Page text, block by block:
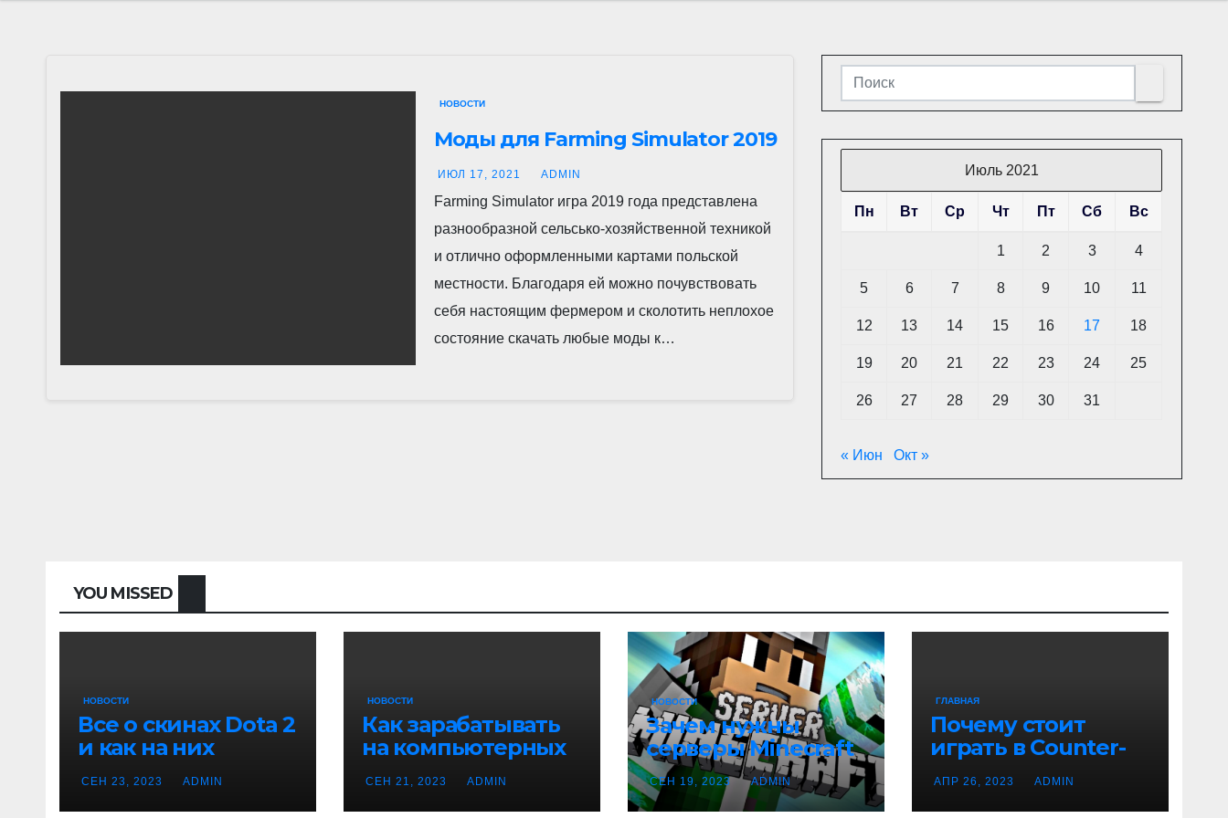
НОВОСТИ
Моды для Farming Simulator 2019
ИЮЛ 17, 2021 ADMIN
Farming Simulator игра 2019 года представлена
разнообразной сельсько-хозяйственной техникой
и отлично оформленными картами польской
местности. Благодаря ей можно почувствовать
себя настоящим фермером и сколотить неплохое
состояние скачать любые моды к…
Июль 2021
Пн Вт Ср Чт Пт Сб Вс
1 2 3 4
5 6 7 8 9 10 11
12 13 14 15 16 17 18
19 20 21 22 23 24 25
26 27 28 29 30 31
« Июн Окт »
YOU MISSED
НОВОСТИ
Все о скинах Dota 2
и как на них
заработать
СЕН 23, 2023 ADMIN
НОВОСТИ
Как зарабатывать
на компьютерных
играх
СЕН 21, 2023 ADMIN
НОВОСТИ
Зачем нужны
серверы Minecraft
СЕН 19, 2023 ADMIN
ГЛАВНАЯ
Почему стоит
играть в Counter-
Strike 1.6
АПР 26, 2023 ADMIN